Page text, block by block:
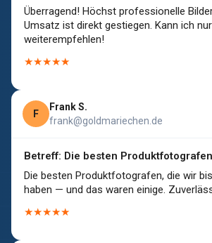
Überragend! Höchst professionelle
Umsatz ist direkt gestiegen. Kann ich nur
weiterempfehlen!
★★★★★
F
Frank S.
frank@goldmariechen.de
Betreff: Die besten Produktfotografen
Die besten Produktfotografen, die wir
haben — und das waren einige.
★★★★★